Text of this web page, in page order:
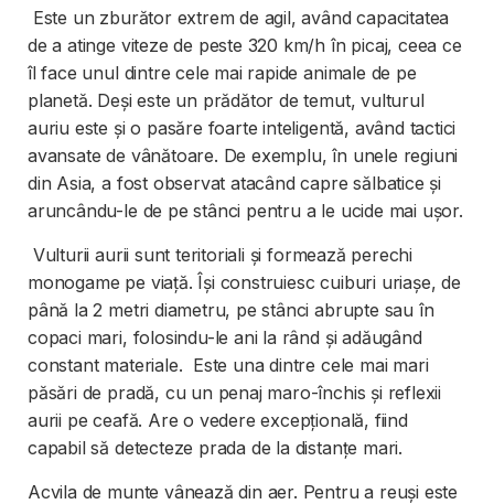
Este un zburător extrem de agil, având capacitatea
de a atinge viteze de peste 320 km/h în picaj, ceea ce
îl face unul dintre cele mai rapide animale de pe
planetă. Deși este un prădător de temut, vulturul
auriu este și o pasăre foarte inteligentă, având tactici
avansate de vânătoare. De exemplu, în unele regiuni
din Asia, a fost observat atacând capre sălbatice și
aruncându-le de pe stânci pentru a le ucide mai ușor.
Vulturii aurii sunt teritoriali și formează perechi
monogame pe viață. Își construiesc cuiburi uriașe, de
până la 2 metri diametru, pe stânci abrupte sau în
copaci mari, folosindu-le ani la rând și adăugând
constant materiale. Este una dintre cele mai mari
păsări de pradă, cu un penaj maro-închis și reflexii
aurii pe ceafă. Are o vedere excepțională, fiind
capabil să detecteze prada de la distanțe mari.
Acvila de munte vânează din aer. Pentru a reuși este